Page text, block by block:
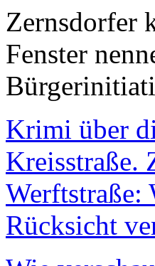
Zernsdorfer
Fenster
Krimi über
Kreisstraße.
Werftstraße:
Rücksicht